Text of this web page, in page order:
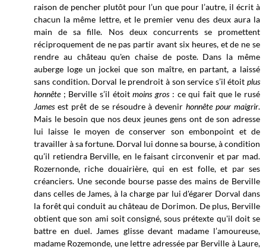
raison de pencher plutôt pour l’un que pour l’autre, il écrit à
chacun la même lettre, et le premier venu des deux aura la
main de sa fille. Nos deux concurrents se promettent
réciproquement de ne pas partir avant six heures, et de ne se
rendre au château qu'en chaise de poste. Dans la même
auberge loge un jockei que son maître, en partant, a laissé
sans condition. Dorval le prendroit à son service s’il étoit plus
honnête; Berville s’il étoitmoins gros: ce qui fait que le rusé
Jamesest prêt de se résoudre à devenirhonnête pour maigrir.
Mais le besoin que nos deux jeunes gens ont de son adresse
lui laisse le moyen de conserver son embonpoint et de
travailler à sa fortune. Dorval lui donne sa bourse, à condition
qu’il retiendra Berville, en le faisant circonvenir et par mad.
Rozernonde, riche douairière, qui en est folle, et par ses
créanciers. Une seconde bourse passe des mains de Berville
dans celles de James, à la charge par lui d'égarer Dorval dans
la forêt qui conduit au château de Dorimon. De plus, Berville
obtient que son ami soit consigné, sous prétexte qu'il doit se
battre en duel. James glisse devant madame l’amoureuse,
madame Rozemonde, une lettre adressée par Berville à Laure,